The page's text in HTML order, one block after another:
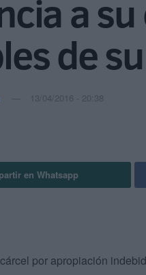
a
de
13/04/2016 - 20:38
en Whatsapp
por apropiación